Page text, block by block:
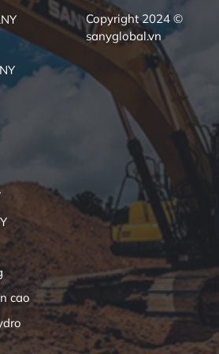
cao
Copyright 2024 ©
sanyglobal.vn